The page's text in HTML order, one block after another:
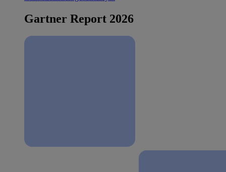
Gartner Report 2026